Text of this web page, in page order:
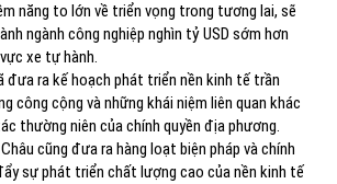
năng to lớn về triển vọng trong tương lai, sẽ
ngành công nghiệp nghìn tỷ USD sớm hơn
xe tự hành.
đưa ra kế hoạch phát triển nền kinh tế trần
công cộng và những khái niệm liên quan khác
thường niên của chính quyền địa phương.
cũng đưa ra hàng loạt biện pháp và chính
sự phát triển chất lượng cao của nền kinh tế